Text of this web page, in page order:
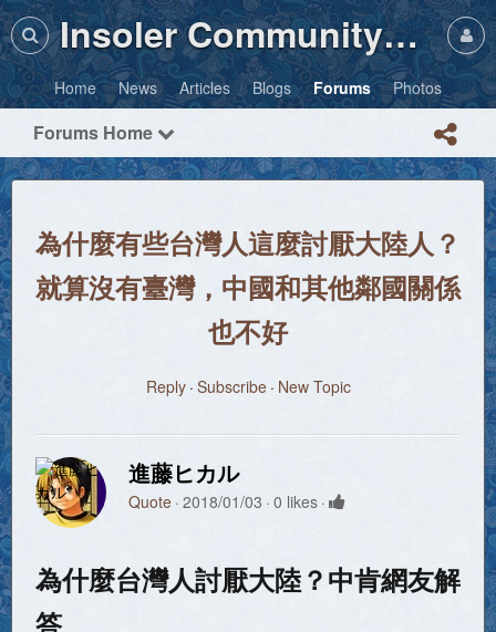
Insoler Community・Photos
Home News Articles Blogs Forums Photos
Forums Home
為什麼有些台灣人這麼討厭大陸人？
就算沒有臺灣，中國和其他鄰國關係
也不好
Reply Subscribe New Topic
進藤ヒカル
Quote 2018/01/03 0 likes
為什麼台灣人討厭大陸？中肯網友解
答